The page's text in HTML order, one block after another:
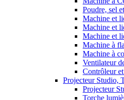
Poudre, sel
Machine et
Machine et
Machine et
Machine à
Machine à
Ventilateur
Contrôleur
Projecteur Studio,
Projecteur
Torche